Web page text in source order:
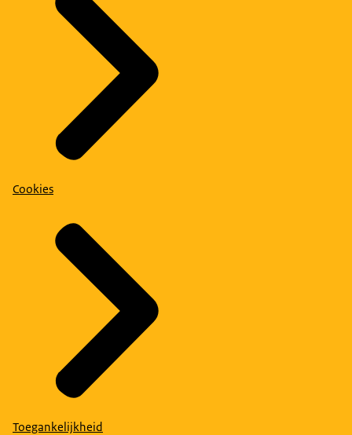
Cookies
Toegankelijkheid